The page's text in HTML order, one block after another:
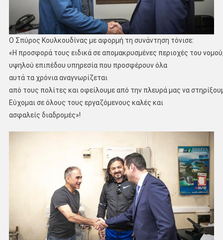
Ο Σπύρος Κουλκουδίνας με αφορμή τη συνάντηση τόνισε:
«Η προσφορά τους ειδικά σε απομακρυσμένες περιοχές του
υψηλού επιπέδου υπηρεσία που προσφέρουν όλα
αυτά τα χρόνια αναγνωρίζεται
από τους πολίτες και οφείλουμε από την πλευρά μας να
Εύχομαι σε όλους τους εργαζόμενους καλές και
ασφαλείς διαδρομές»!